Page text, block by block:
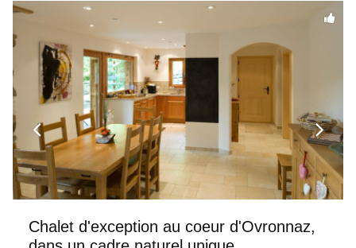
Chalet d'exception au coeur d'Ovronnaz,